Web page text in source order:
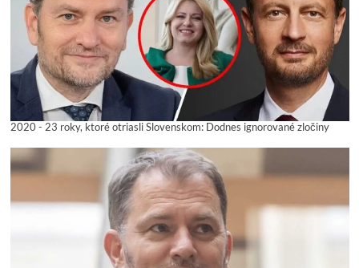
2020 - 23 roky, ktoré otriasli Slovenskom: Dodnes ignorované zločiny